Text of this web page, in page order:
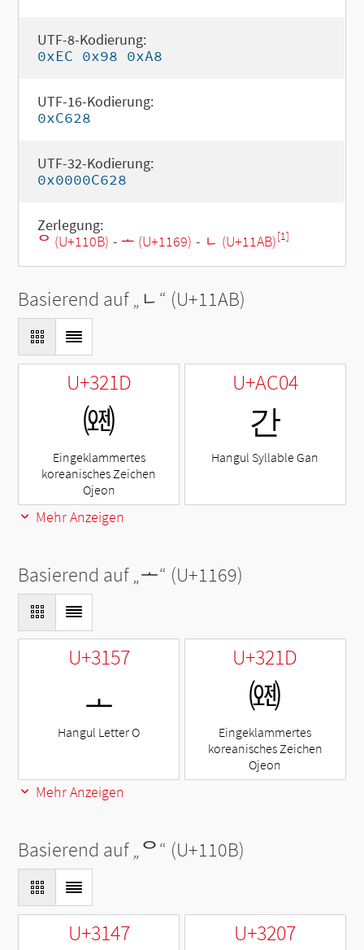
UTF-8-Kodierung:
0xEC 0x98 0xA8
UTF-16-Kodierung:
0xC628
UTF-32-Kodierung:
0x0000C628
Zerlegung:
ᄋ (U+110B) - ᅩ (U+1169) - ᆫ (U+11AB)[1]
Basierend auf „ ᆫ“ (U+11AB)
U+321D
㈝
Eingeklammertes
koreanisches Zeichen
Ojeon
U+AC04
간
Hangul Syllable Gan
Mehr Anzeigen
Basierend auf „ᅩ“ (U+1169)
U+3157
ㅗ
Hangul Letter O
U+321D
㈝
Eingeklammertes
koreanisches Zeichen
Ojeon
Mehr Anzeigen
Basierend auf „ᄋ“ (U+110B)
U+3147 U+3207